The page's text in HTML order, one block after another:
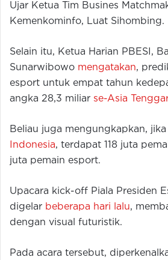
Ujar Ketua Tim Busines
Kemenkominfo, Luat Sihombing.
Selain itu, Ketua Harian PBESI,
Sunarwibowo mengatakan,
esport untuk empat tahun
angka 28,3 miliar se-Asia
Beliau juga mengungkapkan, jika
Indonesia, terdapat 118 juta
juta pemain esport.
Upacara kick-off Piala Presiden
digelar beberapa hari lalu,
dengan visual futuristik.
Pada acara tersebut,